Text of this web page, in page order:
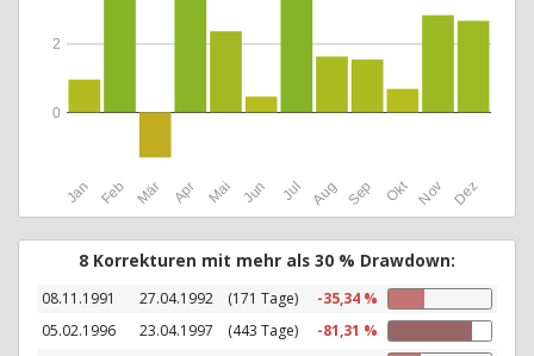
Jan Feb Mär Apr Mai Jun Jul Aug Sep Okt Nov Dez
0
2
8 Korrekturen mit mehr als 30 % Drawdown:
08.11.1991 27.04.1992 (171 Tage)
-35,34 %
05.02.1996
23.04.1997 (443 Tage)
-81,31 %